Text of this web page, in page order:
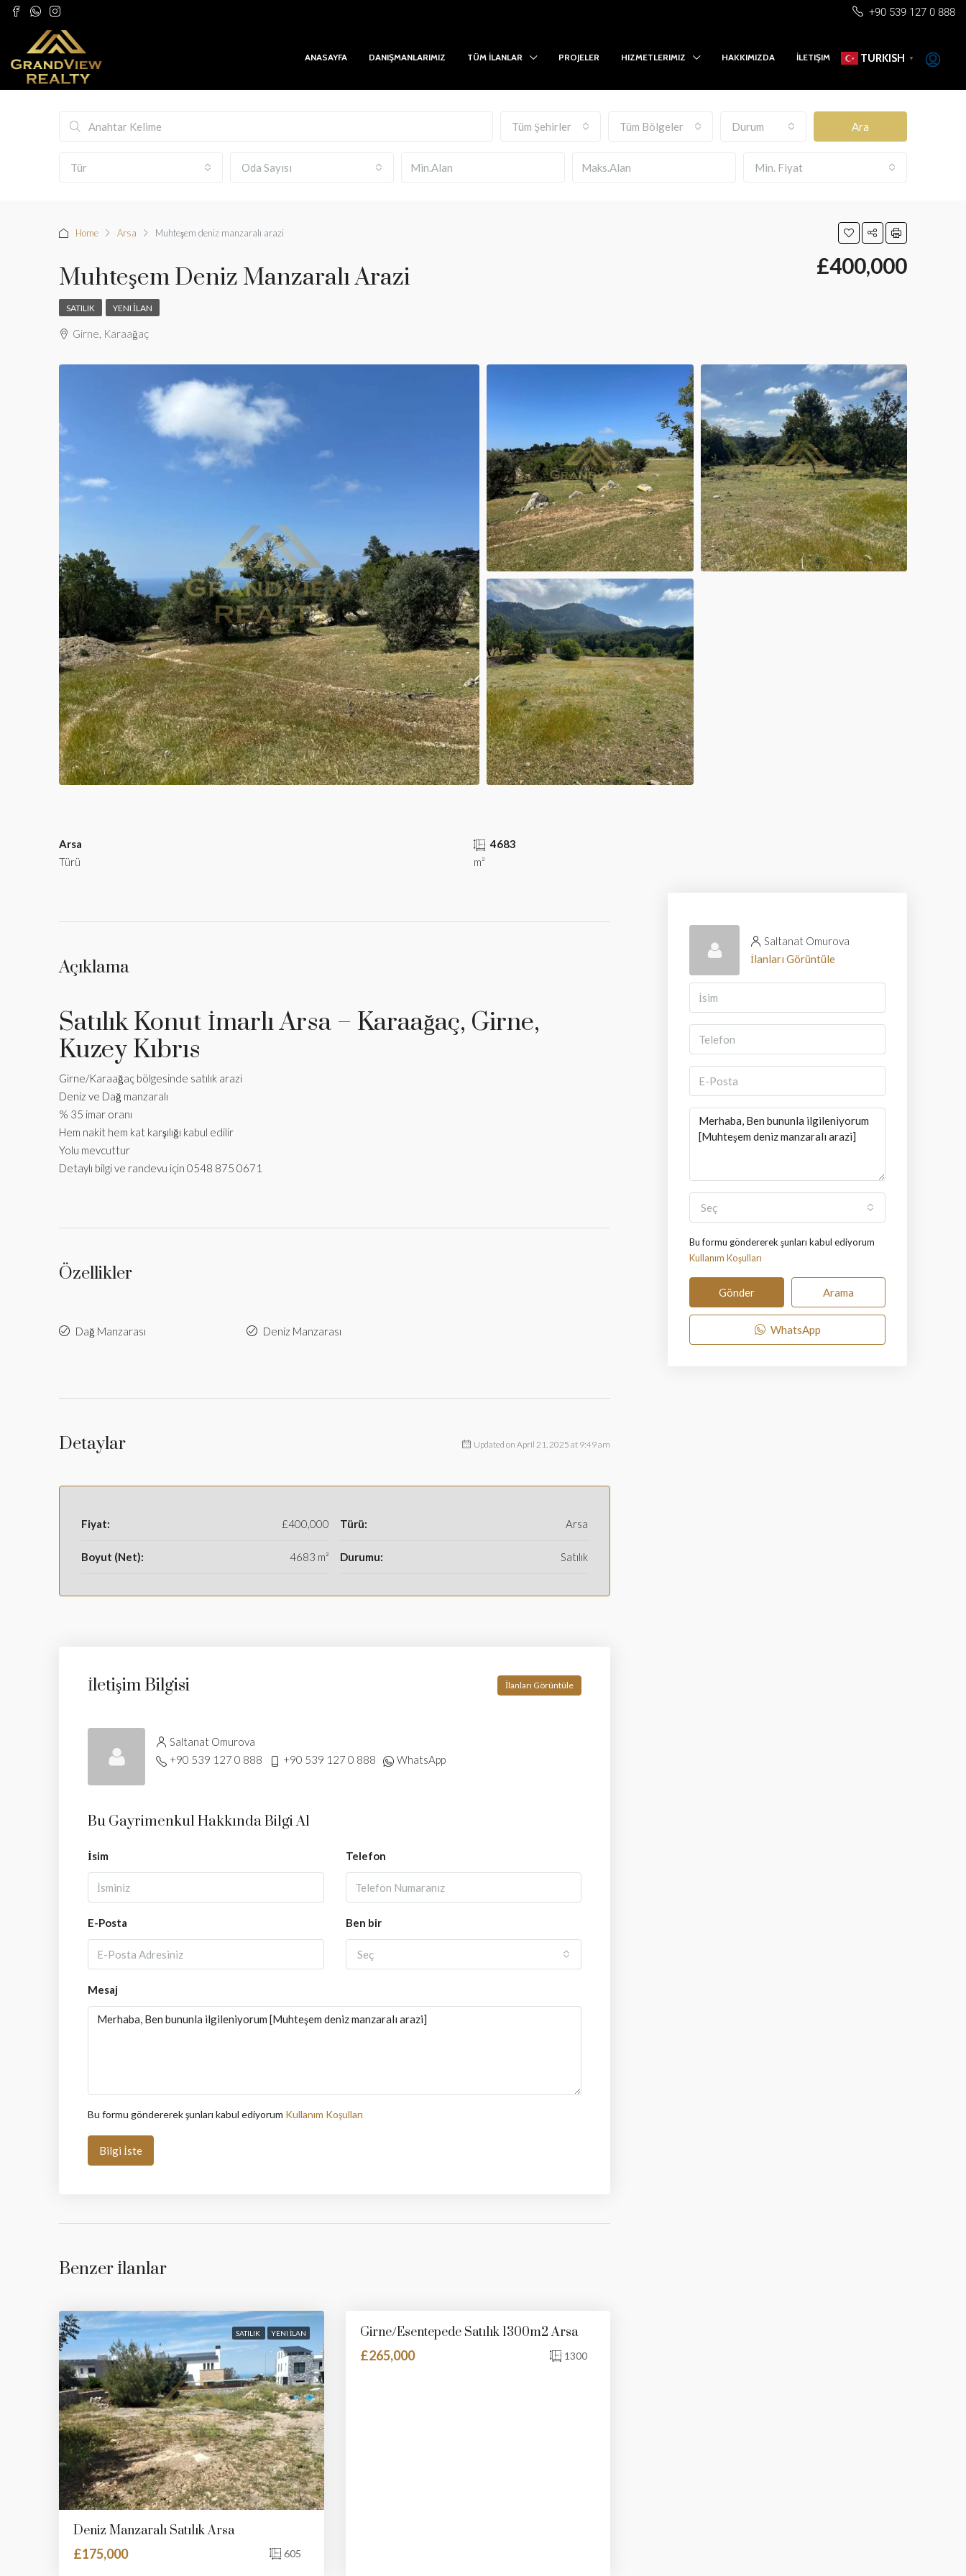
+90 539 127 0 888
ANASAYFA DANIŞMANLARIMIZ TÜM İLANLAR PROJELER HIZMETLERIMIZ HAKKIMIZDA İLETIŞIM TURKISH ▼
Tüm Şehirler Tüm Bölgeler Durum Ara
Tür Oda Sayısı Min. Fiyat
Home Arsa Muhteşem deniz manzaralı arazi
Muhteşem Deniz Manzaralı Arazi £400,000
SATILIK YENI İLAN
Girne, Karaağaç
Arsa
Türü
4683
m²
Açıklama
Satılık Konut İmarlı Arsa – Karaağaç, Girne,
Kuzey Kıbrıs
Girne/Karaağaç bölgesinde satılık arazi
Deniz ve Dağ manzaralı
% 35 imar oranı
Hem nakit hem kat karşılığı kabul edilir
Yolu mevcuttur
Detaylı bilgi ve randevu için 0548 875 0671
Özellikler
Dağ Manzarası Deniz Manzarası
Detaylar Updated on April 21, 2025 at 9:49 am
Fiyat: £400,000
Boyut (Net): 4683 m²
Türü: Arsa
Durumu: Satılık
İletişim Bilgisi İlanları Görüntüle
Saltanat Omurova
+90 539 127 0 888
+90 539 127 0 888 WhatsApp
Bu Gayrimenkul Hakkında Bilgi Al
İsim Telefon
E-Posta Ben bir
Seç
Mesaj
Bu formu göndererek şunları kabul ediyorum Kullanım Koşulları
Bilgi İste
Benzer İlanlar
SATILIK YENI İLAN
Deniz Manzaralı Satılık Arsa
£175,000
605
SATILIK YENI İLAN
Girne/Esentepede Satılık 1300m2 Arsa
£265,000
1300
Saltanat Omurova
İlanları Görüntüle
Seç
Bu formu göndererek şunları kabul ediyorum
Kullanım Koşulları
Gönder Arama
WhatsApp